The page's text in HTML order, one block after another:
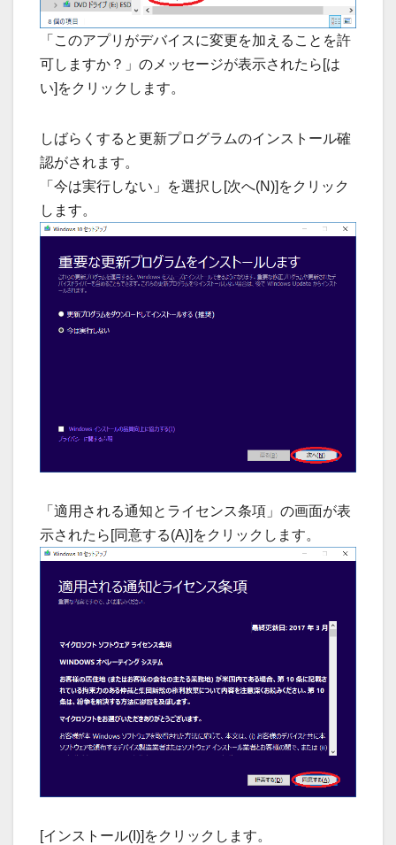
「このアプリがデバイスに変更を加えることを許
可しますか？」のメッセージが表示されたら[は
い]をクリックします。
しばらくすると更新プログラムのインストール確
認がされます。
「今は実行しない」を選択し[次へ(N)]をクリック
します。
「適用される通知とライセンス条項」の画面が表
示されたら[同意する(A)]をクリックします。
[インストール(I)]をクリックします。